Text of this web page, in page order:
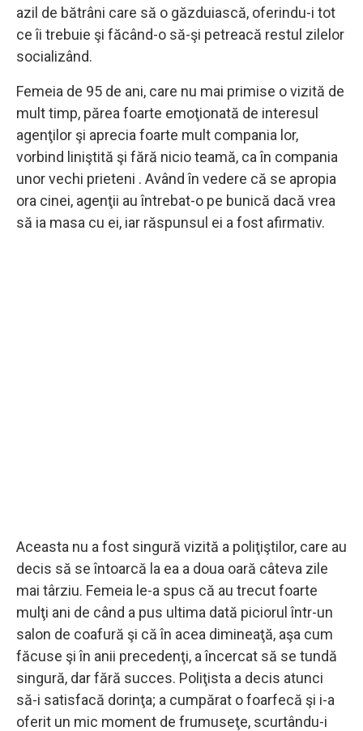
azil de bătrâni care să o găzduiască, oferindu-i tot
ce îi trebuie şi făcând-o să-şi petreacă restul zilelor
socializând.
Femeia de 95 de ani, care nu mai primise o vizită de
mult timp, părea foarte emoţionată de interesul
agenţilor şi aprecia foarte mult compania lor,
vorbind liniştită şi fără nicio teamă, ca în compania
unor vechi prieteni . Având în vedere că se apropia
ora cinei, agenţii au întrebat-o pe bunică dacă vrea
să ia masa cu ei, iar răspunsul ei a fost afirmativ.
Aceasta nu a fost singură vizită a poliţiştilor, care au
decis să se întoarcă la ea a doua oară câteva zile
mai târziu. Femeia le-a spus că au trecut foarte
mulţi ani de când a pus ultima dată piciorul într-un
salon de coafură şi că în acea dimineaţă, aşa cum
făcuse şi în anii precedenţi, a încercat să se tundă
singură, dar fără succes. Poliţista a decis atunci
să-i satisfacă dorinţa; a cumpărat o foarfecă şi i-a
oferit un mic moment de frumuseţe, scurtându-i